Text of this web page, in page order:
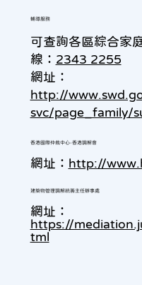
輔導服務
可查詢各區綜合家
線： 2343 2255
網址：
http://
svc/page_family/
香港國際仲裁中心-香港調解會
網址： http://
建築物管理調解統籌主任辦事處
網址：
https://
tml